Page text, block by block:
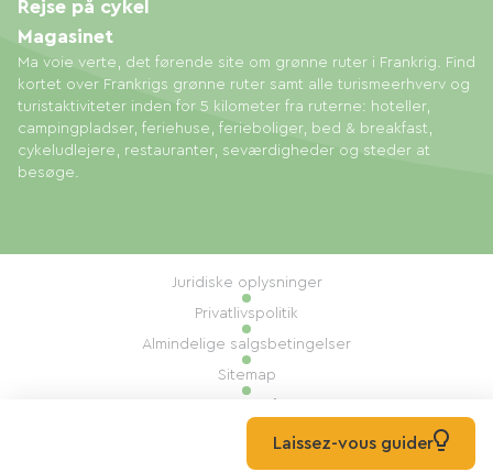
Ma voie verte, det førende site om grønne ruter i Frankrig. Find
kortet over Frankrigs grønne ruter samt alle turismeerhverv og
turistaktiviteter inden for 5 kilometer fra ruterne: hoteller,
campingpladser, feriehuse, ferieboliger, bed & breakfast,
cykeludlejere, restauranter, seværdigheder og steder at
besøge.
Rejse på cykel
Magasinet
© 2026 Ma Voie Verte Alle rettigheder forbeholdes
Juridiske oplysninger
Privatlivspolitik
Almindelige salgsbetingelser
Sitemap
Udført af: Mill, PrivasLaissez-vous guider